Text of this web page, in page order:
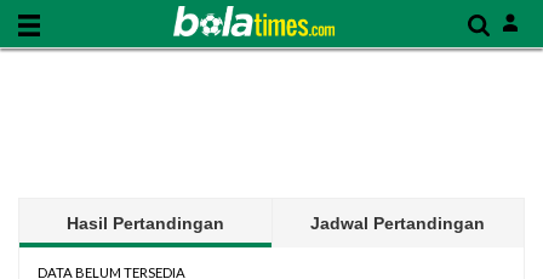
Hasil Pertandingan Jadwal Pertandingan
DATA BELUM TERSEDIA